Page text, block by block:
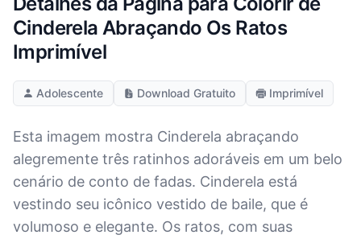
Cinderela Abraçando Os Ratos
Imprimível
Adolescente Download Gratuito Imprimível
Esta imagem mostra Cinderela abraçando
alegremente três ratinhos adoráveis em um belo
cenário de conto de fadas. Cinderela está
vestindo seu icônico vestido de baile, que é
volumoso e elegante. Os ratos, com suas